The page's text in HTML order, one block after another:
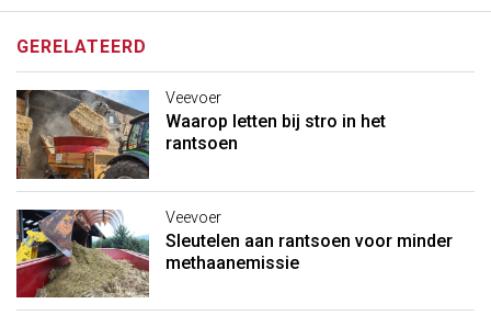
GERELATEERD
Veevoer
Waarop letten bij stro in het
rantsoen
Veevoer
Sleutelen aan rantsoen voor minder
methaanemissie